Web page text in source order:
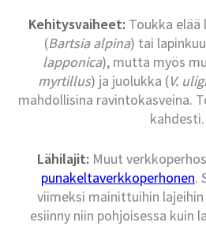
Kehitysvaiheet: Toukka
(Bartsia alpina) tai
lapponica), mutta myös
myrtillus) ja juolukka (V.
mahdollisina ravintokasveina.
kahdesti.
Lähilajit:Muut
punakeltaverkkoperhonen.
viimeksi mainittuihin
esiinny niin pohjoisessa kuin